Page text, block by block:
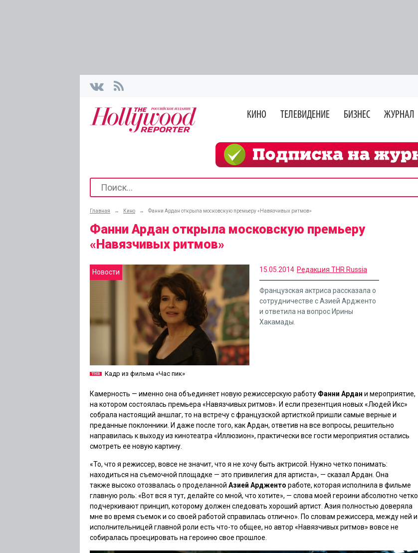
КИНО ТЕЛЕВИДЕНИЕ БИЗНЕС ЖУРНАЛ
Главная → Кино → Фанни Ардан открыла московскую премьеру «Навязчивых ритмов»
Фанни Ардан открыла московскую премьеру
«Навязчивых ритмов»
Новости
Кадр из фильма «Час пик»
15.05.2014 Редакция THR Russia
Французская актриса рассказала о
сотрудничестве с Азией Ардженто
и ответила на вопрос Ирины
Хакамады.
Камерность — именно она объединяет новую режиссерскую работу Фанни Ардан и мероприятие,
на котором состоялась премьера «Навязчивых ритмов» . И если презентция новых«Людей Икс»
собрала настоящий аншлаг, то на встречу с французской артисткой пришли самые верные и
преданные поклонники. И даже после того, как Ардан, ответив на все вопросы, решительно
направилась к выходу из кинотеатра «Иллюзион», практически все гости мероприятия остались
смотреть ее новую картину.
«То, что я режиссер, вовсе не значит, что я не хочу быть актрисой. Нужно четко понимать:
находиться на съемочной площадке — это привилегия для артиста», — сказал Ардан. Она
также высоко отозвалась о проделанной Азией Ардженто работе, которая исполнила в фильме
главную роль: «Вот вся я тут, делайте со мной, что хотите», — слова моей героини абсолютно четко
подчеркивают принцип, которому должен следовать хороший артист. Азия полностью доверяла
мне во время съемок и со своей работой справилась отлично». По словам режиссера, между ней и
исполнительницей главной роли есть что-то общее, но автор «Навязчивых ритмов» вовсе не
собиралась проецировать на героиню свое прошлое.